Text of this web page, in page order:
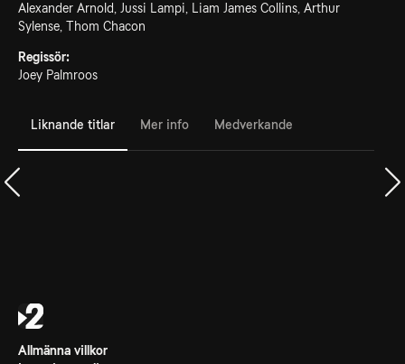
Alexander Arnold, Jussi Lampi, Liam James Collins, Arthur
Sylense, Thom Chacon
Regissör:
Joey Palmroos
Liknande titlar Mer info Medverkande
Allmänna villkor